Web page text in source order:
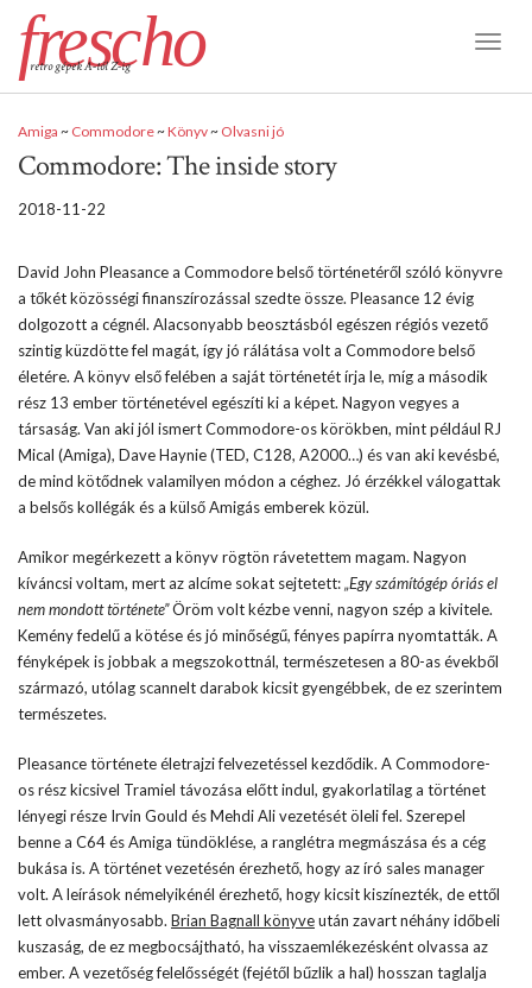
frescho
retro gépek A-tól Z-ig
Amiga ~ Commodore~Könyv~ Olvasni jó
Commodore: The inside story
2018-11-22
David John Pleasance a Commodore belső történetéről szóló könyvre
a tőkét közösségi finanszírozással szedte össze. Pleasance 12 évig
dolgozott a cégnél. Alacsonyabb beosztásból egészen régiós vezető
szintig küzdötte fel magát, így jó rálátása volt a Commodore belső
életére. A könyv első felében a saját történetét írja le, míg a második
rész 13 ember történetével egészíti ki a képet. Nagyon vegyes a
társaság. Van aki jól ismert Commodore-os körökben, mint például RJ
Mical (Amiga), Dave Haynie (TED, C128, A2000…) és van aki kevésbé,
de mind kötődnek valamilyen módon a céghez. Jó érzékkel válogattak
a belsős kollégák és a külső Amigás emberek közül.
Amikor megérkezett a könyv rögtön rávetettem magam. Nagyon
kíváncsi voltam, mert az alcíme sokat sejtetett:„Egy számítógép óriás el
nem mondott története”Öröm volt kézbe venni, nagyon szép a kivitele.
Kemény fedelű a kötése és jó minőségű, fényes papírra nyomtatták. A
fényképek is jobbak a megszokottnál, természetesen a 80-as évekből
származó, utólag scannelt darabok kicsit gyengébbek, de ez szerintem
természetes.
Pleasance története életrajzi felvezetéssel kezdődik. A Commodore-
os rész kicsivel Tramiel távozása előtt indul, gyakorlatilag a történet
lényegi része Irvin Gould és Mehdi Ali vezetését öleli fel. Szerepel
benne a C64 és Amiga tündöklése, a ranglétra megmászása és a cég
bukása is. A történet vezetésén érezhető, hogy az író sales manager
volt. A leírások némelyikénél érezhető, hogy kicsit kiszínezték, de ettől
lett olvasmányosabb. Brian Bagnall könyveután zavart néhány időbeli
kuszaság, de ez megbocsájtható, ha visszaemlékezésként olvassa az
ember. A vezetőség felelősségét (fejétől bűzlik a hal) hosszan taglalja